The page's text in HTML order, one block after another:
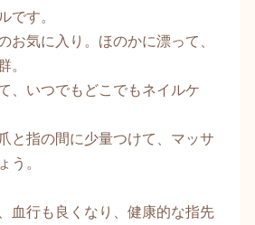
です。
お気に入り。ほのかに漂って、
。
、いつでもどこでもネイルケ
と指の間に少量つけて、マッサ
う。
血行も良くなり、健康的な指先